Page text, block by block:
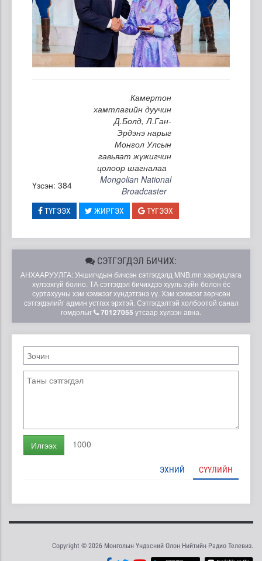
Камертон
хамтлагийн дуучин
Д.Болд, Л.Ган-
Эрдэнэ нарыг
Монгол Улсын
гавьяат жүжигчин
цолоор шагналаа
Үзсэн: 384
Mongolian National
Broadcaster
ТҮГЭЭХ ЖИРГЭХ ТҮГЭЭХ
СЭТГЭГДЭЛ БИЧИХ:
АНХААРУУЛГА: Уншигчдын бичсэн сэтгэгдэлд MNB.mn хариуцлага
хүлээхгүй болно. ТА сэтгэгдэл бичихдээ хууль зүйн болон ёс
суртахууны хэм хэмжээг хүндэтгэнэ үү. Хэм хэмжээг зөрчсөн
сэтгэгдэлийг админ устгах эрхтэй. Сэтгэгдэлтэй холбоотой санал
гомдолыг
70127055 утсаар хүлээн авна.
Илгээх 1000
ЭХНИЙ СҮҮЛИЙН
Copyright © 2026 Монголын Үндэсний Олон Нийтийн Радио Телевиз.